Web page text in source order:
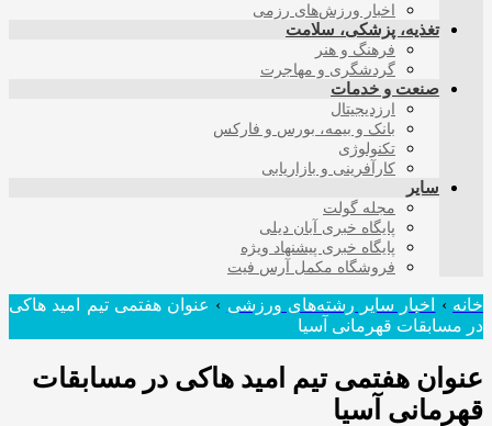
اخبار ورزش‌های رزمی
تغذیه، پزشکی، سلامت
فرهنگ و هنر
گردشگری و مهاجرت
صنعت و خدمات
ارزدیجیتال
بانک و بیمه، بورس و فارکس
تکنولوژی
کارآفرینی و بازاریابی
سایر
مجله گولت
پایگاه خبری آبان دیلی
پایگاه خبری پیشنهاد ویژه
فروشگاه مکمل آرس فیت
خانه › اخبار سایر رشته‌های ورزشی › عنوان هفتمی تیم امید هاکی
در مسابقات قهرمانی آسیا
عنوان هفتمی تیم امید هاکی در مسابقات
قهرمانی آسیا